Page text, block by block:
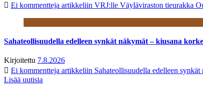
Ei kommentteja artikkeliin VRJ:lle Väyläviraston tieurakka
Sahateollisuudella edelleen synkät näkymät – kiusana
Kirjoitettu 7.8.2026
Ei kommentteja artikkeliin Sahateollisuudella edelleen
Lisää uutisia